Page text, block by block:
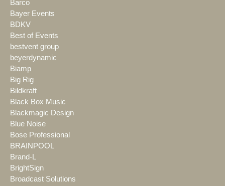
Barco
Bayer Events
BDKV
Best of Events
bestvent group
beyerdynamic
Biamp
Big Rig
Bildkraft
Black Box Music
Blackmagic Design
Blue Noise
Bose Professional
BRAINPOOL
Brand-L
BrightSign
Broadcast Solutions